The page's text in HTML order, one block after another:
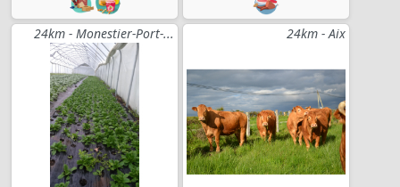
24km - Monestier-Port-... 24km - Aix